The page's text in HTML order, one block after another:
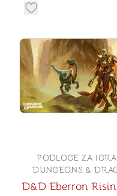
Dugme za
D&D Eberron
PODLOGE ZA
DUNGEONS &